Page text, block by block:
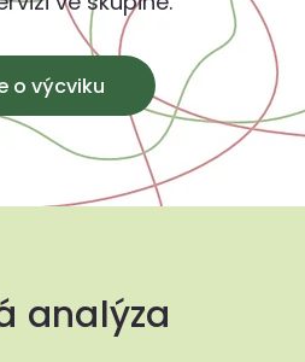
analýza
o výcviku